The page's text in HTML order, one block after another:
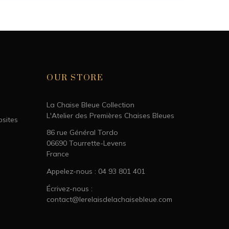
OUR STORE
La Chaise Bleue Collection
L'Atelier des Premières Chaises Bleues
86 rue Général Tordo
06690 Tourrette-Levens
France
Appelez-nous : 04 93 801 401
Écrivez-nous :
contact@lerelaisdelachaisebleue.com